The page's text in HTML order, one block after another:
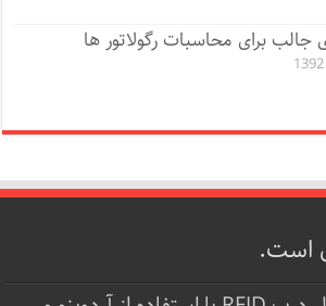
جالب برای محاسبات رگولاتور ها
است.